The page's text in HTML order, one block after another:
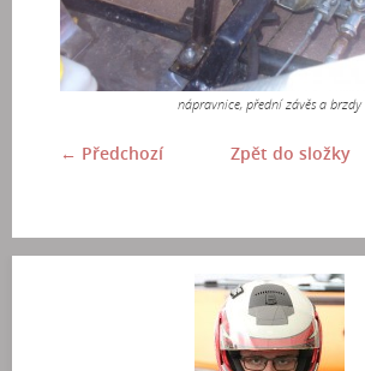
nápravnice, přední závěs a brzdy
← Předchozí Zpět do složky